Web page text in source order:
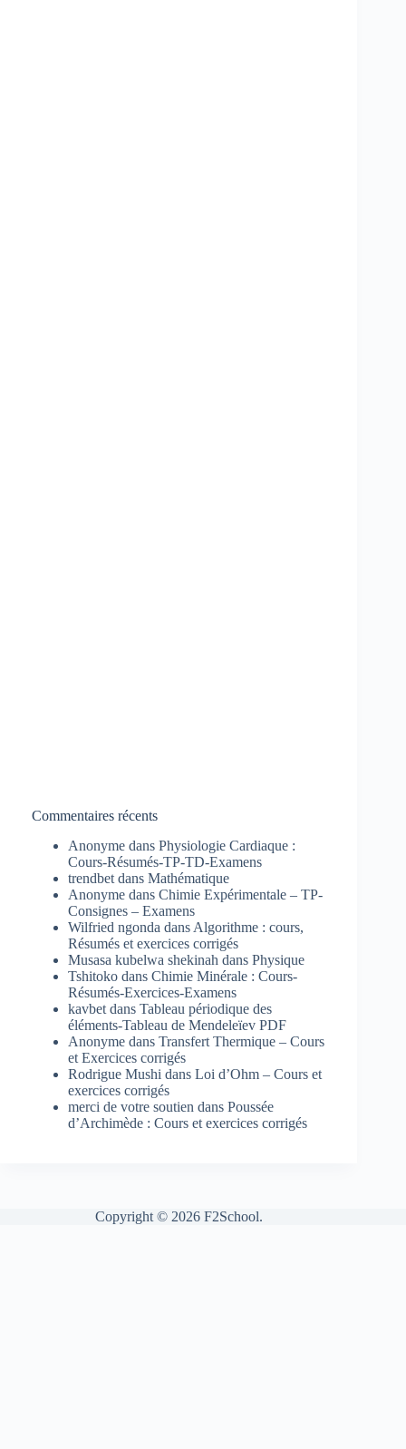
Commentaires récents
Anonyme dans Physiologie Cardiaque :
Cours-Résumés-TP-TD-Examens
trendbet dans Mathématique
Anonyme dans Chimie Expérimentale – TP-
Consignes – Examens
Wilfried ngonda dans Algorithme : cours,
Résumés et exercices corrigés
Musasa kubelwa shekinah dans Physique
Tshitoko dans Chimie Minérale : Cours-
Résumés-Exercices-Examens
kavbet dans Tableau périodique des
éléments-Tableau de Mendeleïev PDF
Anonyme dans Transfert Thermique – Cours
et Exercices corrigés
Rodrigue Mushi dans Loi d’Ohm – Cours et
exercices corrigés
merci de votre soutien dans Poussée
d’Archimède : Cours et exercices corrigés
Copyright © 2026 F2School.